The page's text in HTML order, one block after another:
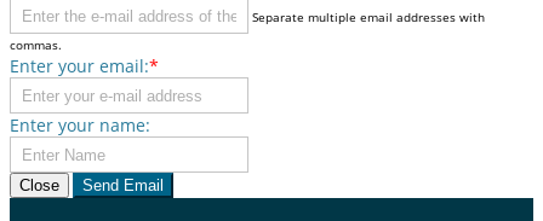
Separate multiple email addresses with
commas.
Enter your email:*
Enter your name:
Close Send Email